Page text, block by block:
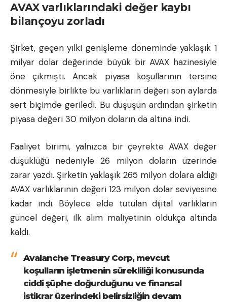
AVAX varlıklarındaki değer kaybı
bilançoyu zorladı
Şirket, geçen yılki genişleme döneminde yaklaşık 1
milyar dolar değerinde büyük bir AVAX hazinesiyle
öne çıkmıştı. Ancak piyasa koşullarının tersine
dönmesiyle birlikte bu varlıkların değeri son aylarda
sert biçimde geriledi. Bu düşüşün ardından şirketin
piyasa değeri 30 milyon doların da altına indi.
Faaliyet birimi, yalnızca bir çeyrekte AVAX değer
düşüklüğü nedeniyle 26 milyon doların üzerinde
zarar yazdı. Şirketin yaklaşık 265 milyon dolara aldığı
AVAX varlıklarının değeri 123 milyon dolar seviyesine
kadar indi. Böylece elde tutulan dijital varlıkların
güncel değeri, ilk alım maliyetinin oldukça altında
kaldı.
Avalanche Treasury Corp, mevcut
koşulların işletmenin sürekliliği konusunda
ciddi şüphe doğurduğunu ve finansal
istikrar üzerindeki belirsizliğin devam